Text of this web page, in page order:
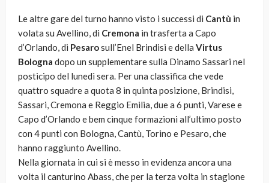
Le altre gare del turno hanno visto i successi di Cantù in
volata su Avellino, di Cremona in trasferta a Capo
d’Orlando, di Pesarosull’Enel Brindisi e della Virtus
Bologna dopo un supplementare sulla Dinamo Sassari nel
posticipo del lunedì sera. Per una classifica che vede
quattro squadre a quota 8 in quinta posizione, Brindisi,
Sassari, Cremona e Reggio Emilia, due a 6 punti, Varese e
Capo d’Orlando e bem cinque formazioni all’ultimo posto
con 4 punti con Bologna, Cantù, Torino e Pesaro, che
hanno raggiunto Avellino.
Nella giornata in cui si è messo in evidenza ancora una
volta il canturino Abass, che per la terza volta in stagione